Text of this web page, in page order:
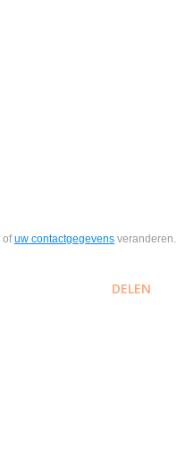
ofuw contactgegevens veranderen.
DELEN